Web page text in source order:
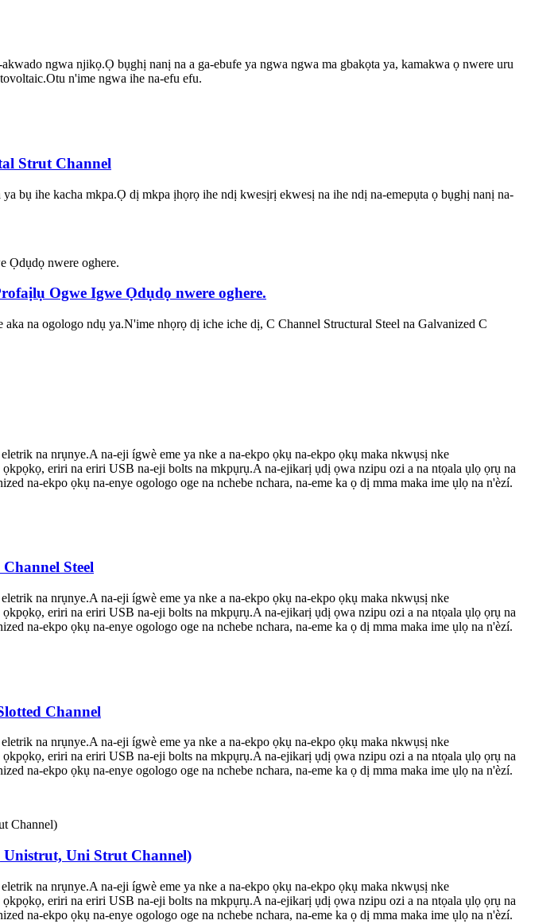
ngwa njikọ.Ọ bụghị nanị na a ga-ebufe ya ngwa ngwa ma gbakọta ya, kamakwa ọ nwere uru
n'ime ngwa ihe na-efu efu.
Strut Channel
bụ ihe kacha mkpa.Ọ dị mkpa ịhọrọ ihe ndị kwesịrị ekwesị na ihe ndị na-emepụta ọ bụghị nanị na-
Ogwe Igwe Ọdụdọ nwere oghere.
na ogologo ndụ ya.N'ime nhọrọ dị iche iche dị, C Channel Structural Steel na Galvanized C
na nrụnye.A na-eji ígwè eme ya nke a na-ekpo ọkụ na-ekpo ọkụ maka nkwụsị nke
eriri na eriri USB na-eji bolts na mkpụrụ.A na-ejikarị ụdị ọwa nzipu ozi a na ntọala ụlọ ọrụ na
na-ekpo ọkụ na-enye ogologo oge na nchebe nchara, na-eme ka ọ dị mma maka ime ụlọ na n'èzí.
Steel
na nrụnye.A na-eji ígwè eme ya nke a na-ekpo ọkụ na-ekpo ọkụ maka nkwụsị nke
eriri na eriri USB na-eji bolts na mkpụrụ.A na-ejikarị ụdị ọwa nzipu ozi a na ntọala ụlọ ọrụ na
na-ekpo ọkụ na-enye ogologo oge na nchebe nchara, na-eme ka ọ dị mma maka ime ụlọ na n'èzí.
Channel
na nrụnye.A na-eji ígwè eme ya nke a na-ekpo ọkụ na-ekpo ọkụ maka nkwụsị nke
eriri na eriri USB na-eji bolts na mkpụrụ.A na-ejikarị ụdị ọwa nzipu ozi a na ntọala ụlọ ọrụ na
na-ekpo ọkụ na-enye ogologo oge na nchebe nchara, na-eme ka ọ dị mma maka ime ụlọ na n'èzí.
Unistrut, Uni Strut Channel)
na nrụnye.A na-eji ígwè eme ya nke a na-ekpo ọkụ na-ekpo ọkụ maka nkwụsị nke
eriri na eriri USB na-eji bolts na mkpụrụ.A na-ejikarị ụdị ọwa nzipu ozi a na ntọala ụlọ ọrụ na
na-ekpo ọkụ na-enye ogologo oge na nchebe nchara, na-eme ka ọ dị mma maka ime ụlọ na n'èzí.